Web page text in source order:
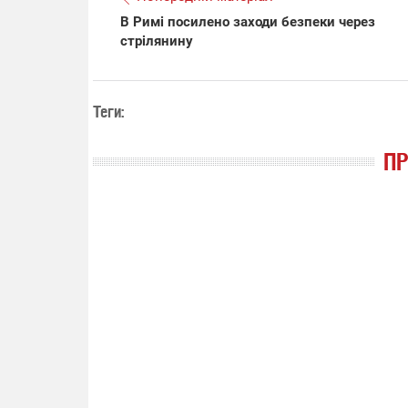
В Римі посилено заходи безпеки через
стрілянину
Теги: